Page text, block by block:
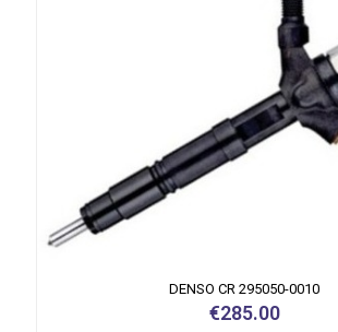
DENSO CR 295050-0010
€285.00